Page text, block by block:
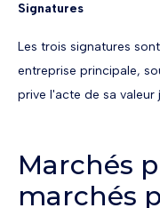
Signatures
Les trois signatures
entreprise principale,
prive l'acte de sa valeur
Marchés
marchés